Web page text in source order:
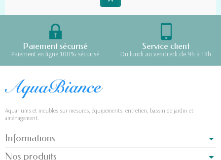
Paiement sécurisé
Paiement en ligne 100% sécurisé
Service client
Du lundi au vendredi de 9h à 18h
Aquariums et meubles sur mesures, équipements, entretien, bassin de jardin et
aménagement.
Informations
Nos produits